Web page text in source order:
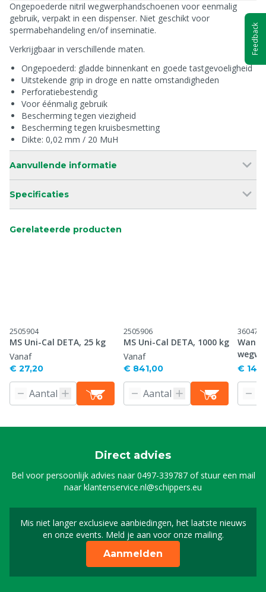
Ongepoederde nitril wegwerphandschoenen voor eenmalig
gebruik, verpakt in een dispenser. Niet geschikt voor
spermabehandeling en/of inseminatie.
Verkrijgbaar in verschillende maten.
Ongepoederd: gladde binnenkant en goede tastgevoeligheid
Uitstekende grip in droge en natte omstandigheden
Perforatiebestendig
Voor éénmalig gebruik
Bescherming tegen viezigheid
Bescherming tegen kruisbesmetting
Dikte: 0,02 mm / 20 MuH
Aanvullende informatie
Specificaties
Gerelateerde producten
2505904
MS Uni-Cal DETA, 25 kg
Vanaf
€ 27,20
2505906
MS Uni-Cal DETA, 1000 kg
Vanaf
€ 841,00
3604700
€
Direct advies
Bel voor persoonlijk advies naar0497-339787of stuur een mail
naarklantenservice.nl@schippers.eu
Mis niet langer exclusieve aanbiedingen, het laatste nieuws
en onze events. Meld je aan voor onze mailing.
Schrijf je in voor onze
Aanmelden
Feedback